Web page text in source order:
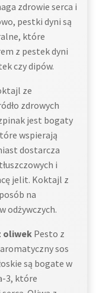
zdrowie serca i
pestki dyni są
które
z pestek dyni
czy dipów.
ze
zdrowych
jest bogaty
wspierają
dostarcza
i
jelit. Koktajl z
na
odżywczych.
oliwek Pesto z
sos
są bogate w
3, które